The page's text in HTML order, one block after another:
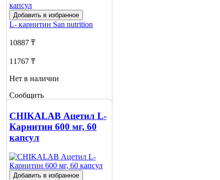
Добавить в избранное
L- карнитин San nutrition
10887 ₸
11767 ₸
Нет в наличии
Сообщить
CHIKALAB Ацетил L-
Карнитин 600 мг, 60
капсул
Добавить в избранное